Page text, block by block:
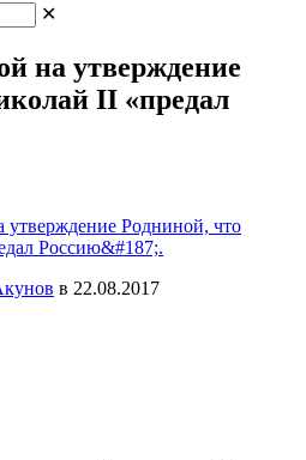
✕
на утверждение
II «предал
утверждение Родниной, что
Россию&#187;.
в 22.08.2017